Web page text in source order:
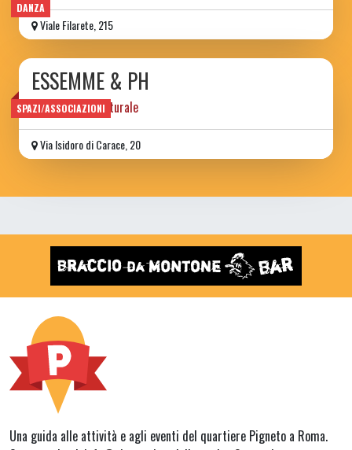
DANZA
Viale Filarete, 215
SPAZI/ASSOCIAZIONI
ESSEMME & PH
associazione culturale
Via Isidoro di Carace, 20
Una guida alle attività e agli eventi del quartiere Pigneto a Roma.